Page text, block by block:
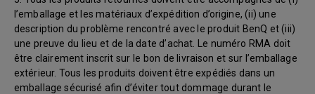
l’emballage et les matériaux d’expédition d’origine, (ii) une
description du problème rencontré avec le produit BenQ et (iii)
une preuve du lieu et de la date d’achat. Le numéro RMA doit
être clairement inscrit sur le bon de livraison et sur l’emballage
extérieur. Tous les produits doivent être expédiés dans un
emballage sécurisé afin d’éviter tout dommage durant le